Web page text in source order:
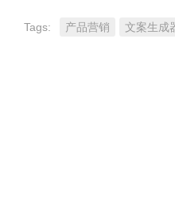
Tags: 产品营销 文案生成